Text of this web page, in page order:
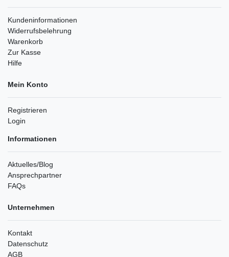
Kundeninformationen
Widerrufsbelehrung
Warenkorb
Zur Kasse
Hilfe
Mein Konto
Registrieren
Login
Informationen
Aktuelles/Blog
Ansprechpartner
FAQs
Unternehmen
Kontakt
Datenschutz
AGB